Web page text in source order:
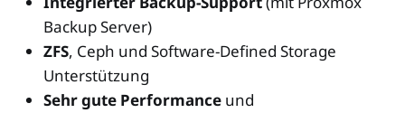
Backup Server)
ZFS, Ceph und Software-Defined Storage
Unterstützung
Sehr gute Performance und